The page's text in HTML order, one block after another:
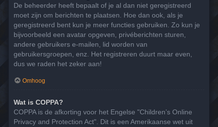
De beheerder heeft bepaalt of je al dan niet geregistreerd
moet zijn om berichten te plaatsen. Hoe dan ook, als je
geregistreerd bent kun je meer functies gebruiken. Zo kun je
bijvoorbeeld een avatar opgeven, privéberichten sturen,
andere gebruikers e-mailen, lid worden van
gebruikersgroepen, enz. Het registreren duurt maar even,
dus we raden het zeker aan!
Omhoog
Wat is COPPA?
COPPA is de afkorting voor het Engelse "Children’s Online
Privacy and Protection Act". Dit is een Amerikaanse wet uit